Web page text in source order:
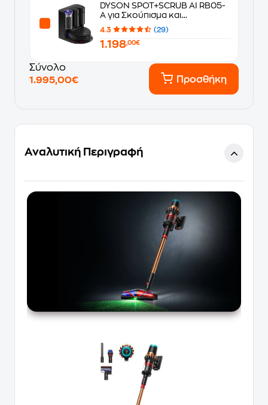
DYSON SPOT+SCRUB AI RB05-
A για Σκούπισμα και
Σφουγγάρισμα Μαύρο Σκούπα
Ρομπότ
4.3 (29)
1.198,00€
Σύνολο
1.995,00€
Προσθήκη
Αναλυτική Περιγραφή